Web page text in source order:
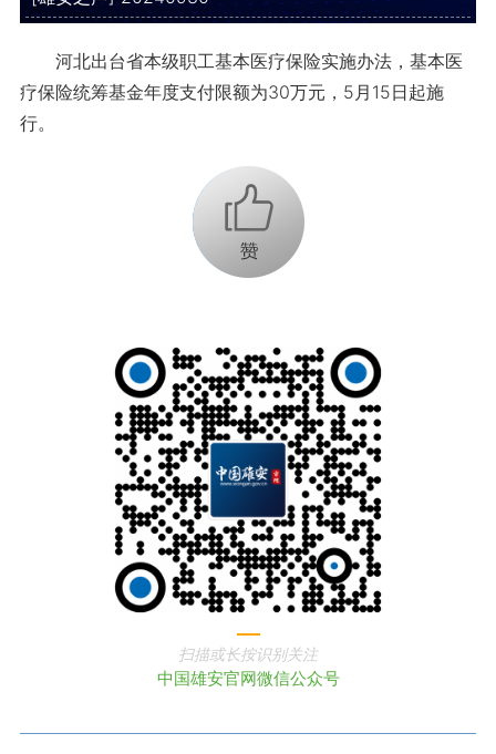
河北出台省本级职工基本医疗保险实施办法，基本医
疗保险统筹基金年度支付限额为30万元，5月15日起施
行。
+1
扫描或长按识别关注
中国雄安官网微信公众号